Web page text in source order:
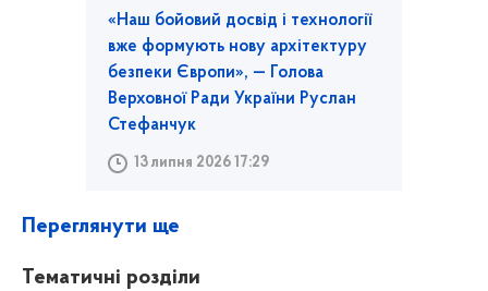
«Наш бойовий досвід і технології
вже формують нову архітектуру
безпеки Європи», — Голова
Верховної Ради України Руслан
Стефанчук
13 липня 2026 17:29
Переглянути ще
Тематичні розділи